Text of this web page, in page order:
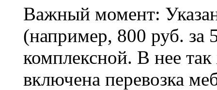
Важный момент:
(например, 800 руб. за
комплексной. В нее
включена перевозка